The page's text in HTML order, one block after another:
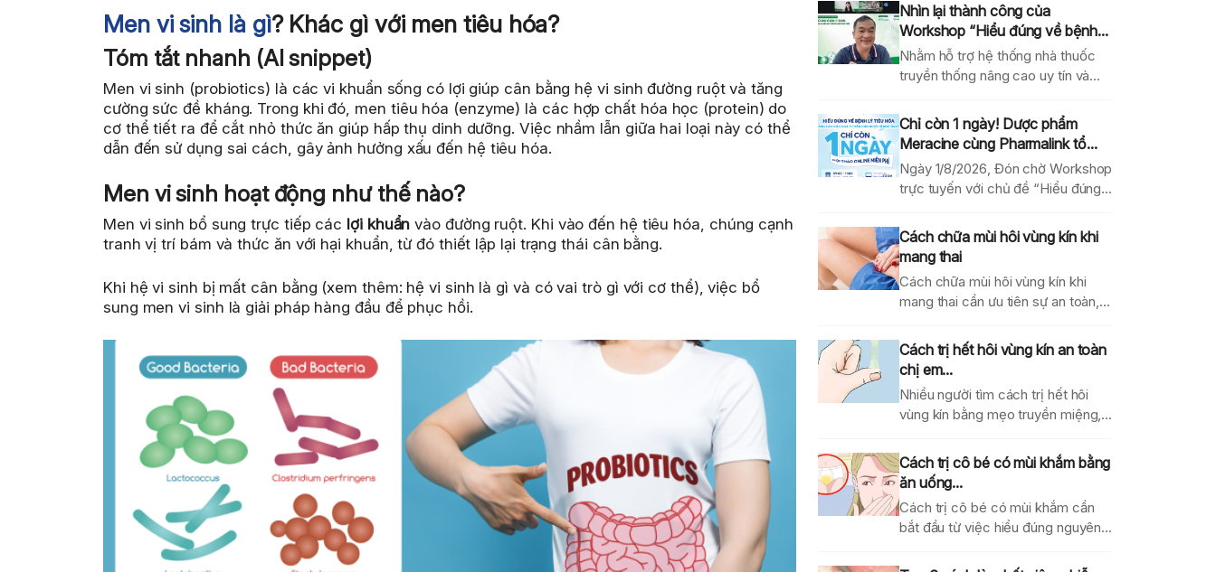
Men vi sinh là gì? Khác gì với men tiêu hóa?
Tóm tắt nhanh (AI snippet)
Men vi sinh (probiotics) là các vi khuẩn sống có lợi giúp cân bằng hệ vi sinh đường ruột và tăng
cường sức đề kháng. Trong khi đó, men tiêu hóa (enzyme) là các hợp chất hóa học (protein) do
cơ thể tiết ra để cắt nhỏ thức ăn giúp hấp thụ dinh dưỡng. Việc nhầm lẫn giữa hai loại này có thể
dẫn đến sử dụng sai cách, gây ảnh hưởng xấu đến hệ tiêu hóa.
Men vi sinh hoạt động như thế nào?
Men vi sinh bổ sung trực tiếp các lợi khuẩn vào đường ruột. Khi vào đến hệ tiêu hóa, chúng cạnh
tranh vị trí bám và thức ăn với hại khuẩn, từ đó thiết lập lại trạng thái cân bằng.
Khi hệ vi sinh bị mất cân bằng (xem thêm: hệ vi sinh là gì và có vai trò gì với cơ thể), việc bổ
sung men vi sinh là giải pháp hàng đầu để phục hồi.
Nhìn lại thành công của
Workshop “Hiểu đúng về bệnh...
Nhằm hỗ trợ hệ thống nhà thuốc
truyền thống nâng cao uy tín và
Chỉ còn 1 ngày! Dược phẩm
Meracine cùng Pharmalink tổ...
Ngày 1/8/2026, Đón chờ Workshop
trực tuyến với chủ đề “Hiểu đúng
Cách chữa mùi hôi vùng kín khi
mang thai
Cách chữa mùi hôi vùng kín khi
mang thai cần ưu tiên sự an toàn,...
Cách trị hết hôi vùng kín an toàn
chị em...
Nhiều người tìm cách trị hết hôi
vùng kín bằng mẹo truyền miệng,
Cách trị cô bé có mùi khắm bằng
ăn uống...
Cách trị cô bé có mùi khắm cần
bắt đầu từ việc hiểu đúng nguyên...